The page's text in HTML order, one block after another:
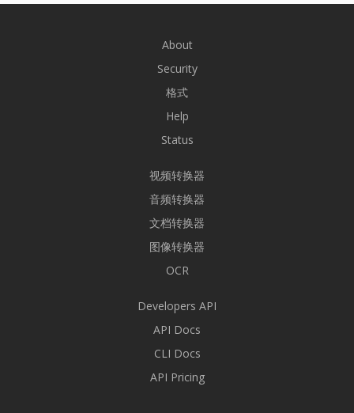
About
Security
格式
Help
Status
视频转换器
音频转换器
文档转换器
图像转换器
OCR
Developers API
API Docs
CLI Docs
API Pricing